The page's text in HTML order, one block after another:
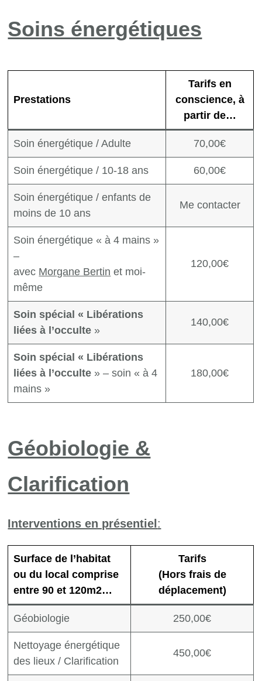
Soins énergétiques
Prestations
Tarifs en
conscience, à
partir de…
Soin énergétique / Adulte 70,00€
Soin énergétique / 10-18 ans 60,00€
Soin énergétique / enfants de
moins de 10 ans
Me contacter
Soin énergétique « à 4 mains »
–
avec Morgane Bertin et moi-
même
120,00€
Soin spécial « Libérations
liées à l’occulte »
140,00€
Soin spécial « Libérations
liées à l’occulte » – soin « à 4
mains »
180,00€
Géobiologie &
Clarification
Interventions en présentiel :
Surface de l’habitat
ou du local comprise
entre 90 et 120m2…
Tarifs
(Hors frais de
déplacement)
Géobiologie 250,00€
Nettoyage énergétique
des lieux / Clarification
450,00€